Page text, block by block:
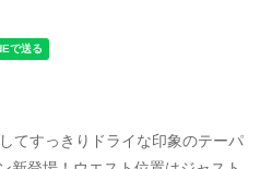
てすっきりドライな印象のテーパ